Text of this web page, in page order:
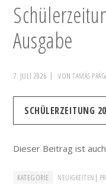
Ausgabe
7. JULI 2026 VONTAMÁS
SCHÜLERZEITUNG
Dieser Beitrag ist
KATEGORIE NEUIGKEITEN |